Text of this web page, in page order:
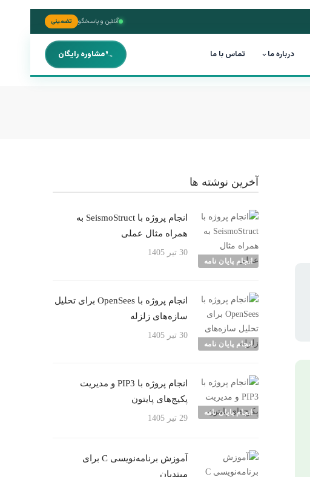
آنلاین و پاسخگو تضمینی
درباره ما تماس با ما مشاوره رایگان
آخرین نوشته ها
انجام پایان نامه
انجام پروژه با SeismoStruct به
همراه مثال عملی
30 تیر 1405
انجام پایان نامه
انجام پروژه با OpenSees برای تحلیل
سازه‌های زلزله
30 تیر 1405
انجام پایان نامه
انجام پروژه با PIP3 و مدیریت
پکیج‌های پایتون
29 تیر 1405
آموزش برنامه‌نویسی C برای
مبتدیان